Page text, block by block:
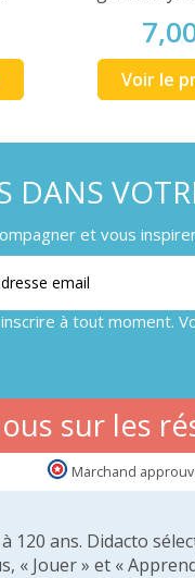
Voir le
DANS
et vous
à tout moment.
sur les
Marchand
120 ans. Didacto
« Jouer » et «